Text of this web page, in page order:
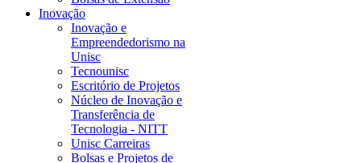
Inovação
Inovação e
Empreendedorismo na
Unisc
Tecnounisc
Escritório de Projetos
Núcleo de Inovação e
Transferência de
Tecnologia - NITT
Unisc Carreiras
Bolsas e Projetos de